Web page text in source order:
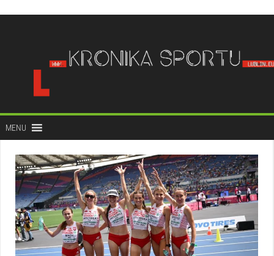
treści
MENU